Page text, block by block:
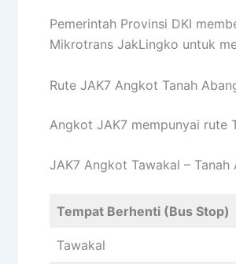
Pemerintah Provinsi DKI
Mikrotrans JakLingko untuk
Rute JAK7 Angkot Tanah
Angkot JAK7 mempunyai rute
JAK7 Angkot Tawakal – Tanah
Tempat Berhenti (Bus Stop)
Tawakal